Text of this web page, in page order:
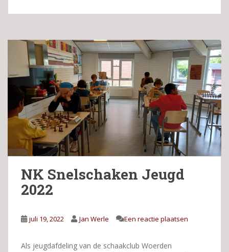
NK Snelschaken Jeugd
2022
juli 19, 2022 Jan Werle Een reactie plaatsen
Als jeugdafdeling van de schaakclub Woerden